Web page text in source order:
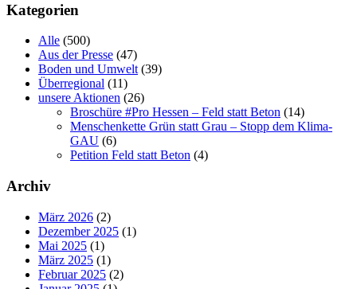
Kategorien
Alle (500)
Aus der Presse (47)
Boden und Umwelt (39)
Überregional (11)
unsere Aktionen (26)
Broschüre #Pro Hessen – Feld statt Beton (14)
Menschenkette Grün statt Grau – Stopp dem Klima-
GAU (6)
Petition Feld statt Beton (4)
Archiv
März 2026 (2)
Dezember 2025 (1)
Mai 2025 (1)
März 2025 (1)
Februar 2025 (2)